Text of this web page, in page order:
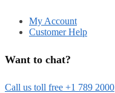
My Account
Customer Help
Want to chat?
Call us toll free +1 789 2000